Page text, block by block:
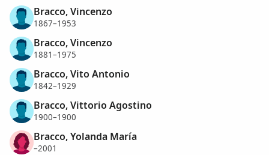
Bracco, Vincenzo
1867–1953
Bracco, Vincenzo
1881–1975
Bracco, Vito Antonio
1842–1929
Bracco, Vittorio Agostino
1900–1900
Bracco, Yolanda María
–2001